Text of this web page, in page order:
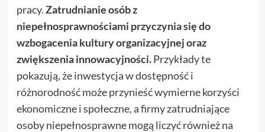
pracy.Zatrudnianie osób z
niepełnosprawnościami przyczynia się do
wzbogacenia kultury organizacyjnej oraz
zwiększenia innowacyjności.Przykłady te
pokazują, że inwestycja w dostępność i
różnorodność może przynieść wymierne korzyści
ekonomiczne i społeczne, a firmy zatrudniające
osoby niepełnosprawne mogą liczyć również na